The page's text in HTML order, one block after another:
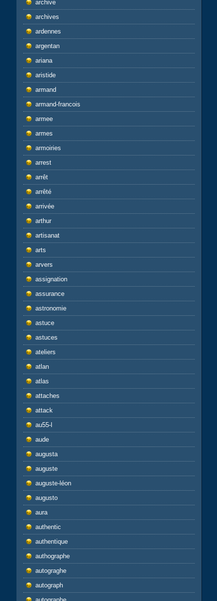
archive
archives
ardennes
argentan
ariana
aristide
armand
armand-francois
armee
armes
armoiries
arrest
arrêt
arrêté
arrivée
arthur
artisanat
arts
arvers
assignation
assurance
astronomie
astuce
astuces
ateliers
atlan
atlas
attaches
attack
au55-l
aude
augusta
auguste
auguste-léon
augusto
aura
authentic
authentique
authographe
autograghe
autograph
autographe